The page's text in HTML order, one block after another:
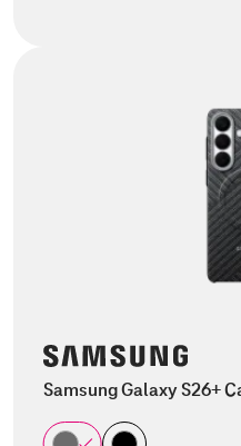
Samsung Galaxy S26+